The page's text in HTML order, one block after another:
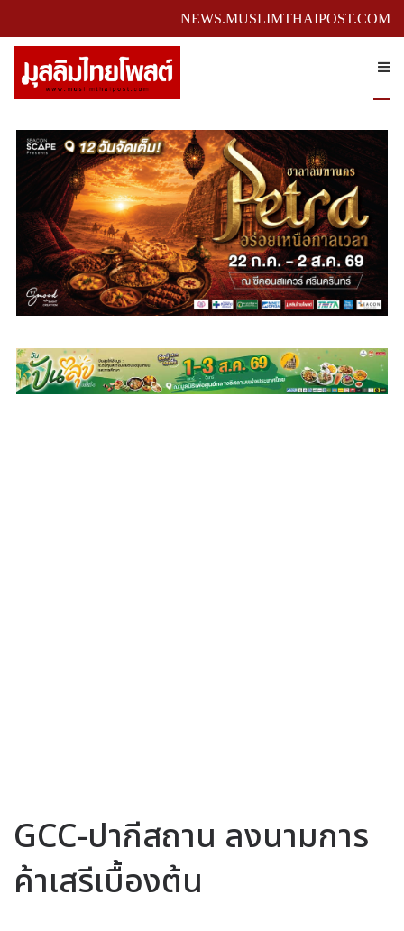
NEWS.MUSLIMTHAIPOST.COM
GCC-ปากีสถาน ลงนามการ
ค้าเสรีเบื้องต้น